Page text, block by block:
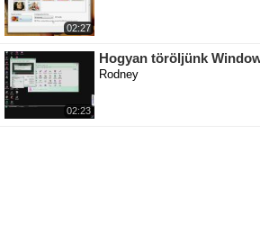
02:27
02:23
Hogyan töröljünk
Rodney